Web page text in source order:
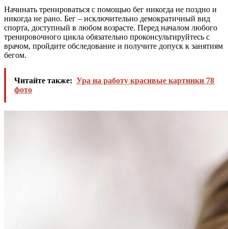
Начинать тренироваться с помощью бег никогда не поздно и
никогда не рано. Бег – исключительно демократичный вид
спорта, доступный в любом возрасте. Перед началом любого
тренировочного цикла обязательно проконсультируйтесь с
врачом, пройдите обследование и получите допуск к занятиям
бегом.
Читайте также: Ура на работу красивые картинки 78
фото